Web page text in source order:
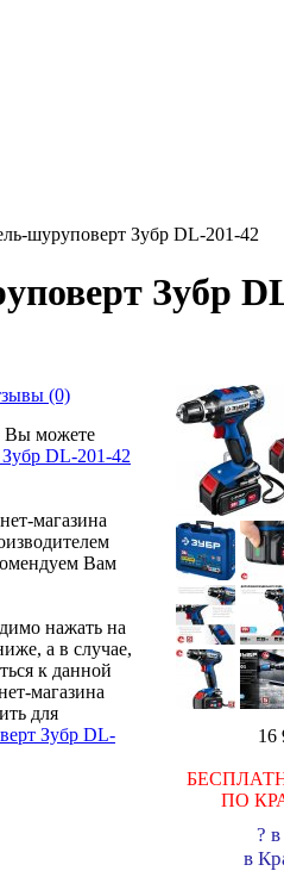
шуруповерт Зубр DL-201-42
Зубр
16
ПО
?
в
(0)
Вы можете
DL-201-42
магазина
Вам
нажать на
а в случае,
к данной
магазина
для
Зубр DL-